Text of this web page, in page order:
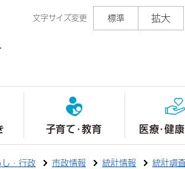
文字サイズ変更 標準 拡大
子育て・教育 医療・健
し・行政 市政情報 統計情報 統計調